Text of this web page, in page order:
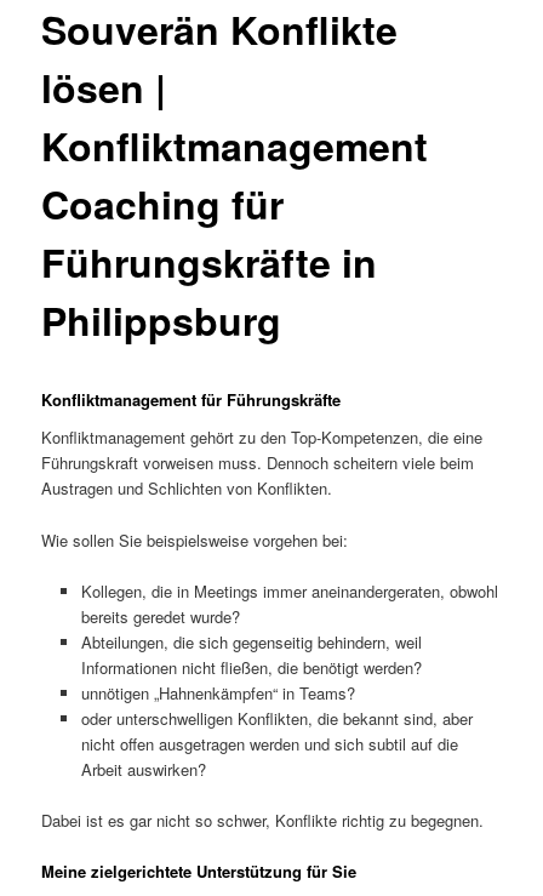
Souverän Konflikte
lösen |
Konfliktmanagement
Coaching für
Führungskräfte in
Philippsburg
Konfliktmanagement für Führungskräfte
Konfliktmanagement gehört zu den Top-Kompetenzen, die eine
Führungskraft vorweisen muss. Dennoch scheitern viele beim
Austragen und Schlichten von Konflikten.
Wie sollen Sie beispielsweise vorgehen bei:
Kollegen, die in Meetings immer aneinandergeraten, obwohl
bereits geredet wurde?
Abteilungen, die sich gegenseitig behindern, weil
Informationen nicht fließen, die benötigt werden?
unnötigen „Hahnenkämpfen“ in Teams?
oder unterschwelligen Konflikten, die bekannt sind, aber
nicht offen ausgetragen werden und sich subtil auf die
Arbeit auswirken?
Dabei ist es gar nicht so schwer, Konflikte richtig zu begegnen.
Meine zielgerichtete Unterstützung für Sie